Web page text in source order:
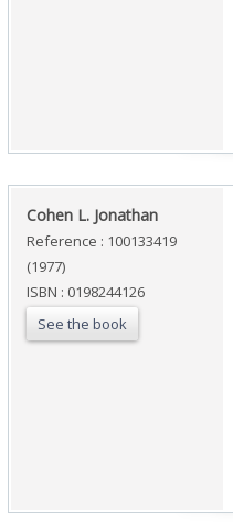
‎Cohen L. Jonathan‎
Reference : 100133419
(1977)
ISBN : 0198244126
See the book